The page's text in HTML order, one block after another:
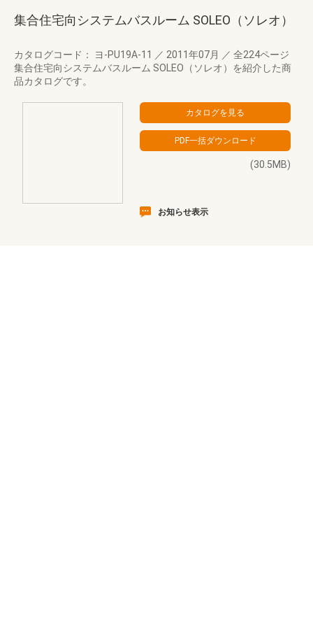
集合住宅向システムバスルーム SOLEO（ソレオ）
カタログコード： ヨ-PU19A-11 ／ 2011年07月 ／ 全224ページ
集合住宅向システムバスルーム SOLEO（ソレオ）を紹介した商
品カタログです。
(30.5MB)
お知らせ表示